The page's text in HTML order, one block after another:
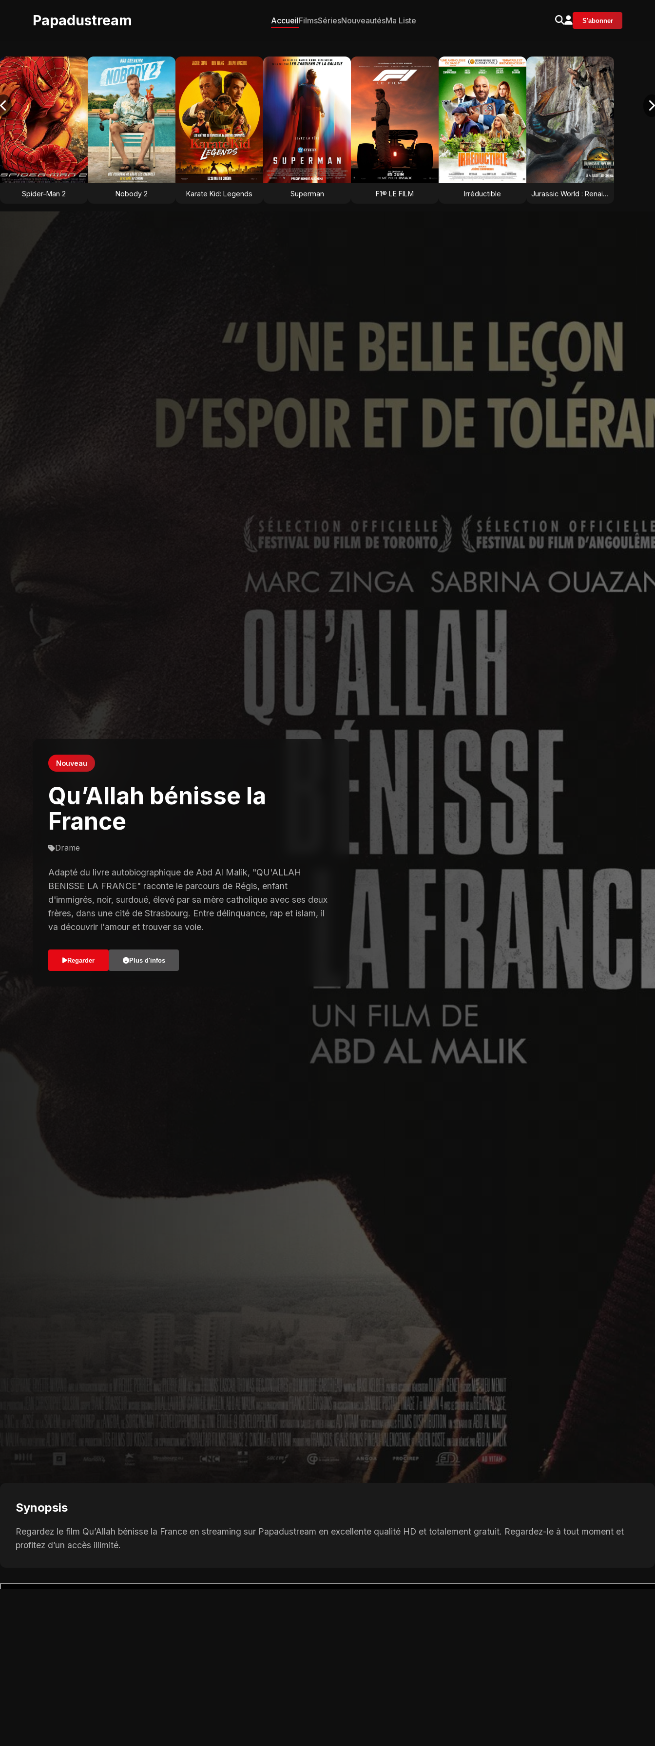
Papadustream AccueilFilmsSériesNouveautésMa Liste S'abonner
Spider-Man 2 Nobody 2 Karate Kid: Legends Superman F1® LE FILM Irréductible Jurassic World : Renaissance
Nouveau
Qu’Allah bénisse la
France
Drame
Adapté du livre autobiographique de Abd Al Malik, "QU'ALLAH
BENISSE LA FRANCE" raconte le parcours de Régis, enfant
d'immigrés, noir, surdoué, élevé par sa mère catholique avec ses deux
frères, dans une cité de Strasbourg. Entre délinquance, rap et islam, il
va découvrir l'amour et trouver sa voie.
Regarder Plus d'infos
Synopsis
Regardez le film Qu’Allah bénisse la France en streaming sur Papadustream en excellente qualité HD et totalement gratuit. Regardez-le à tout moment et
profitez d’un accès illimité.